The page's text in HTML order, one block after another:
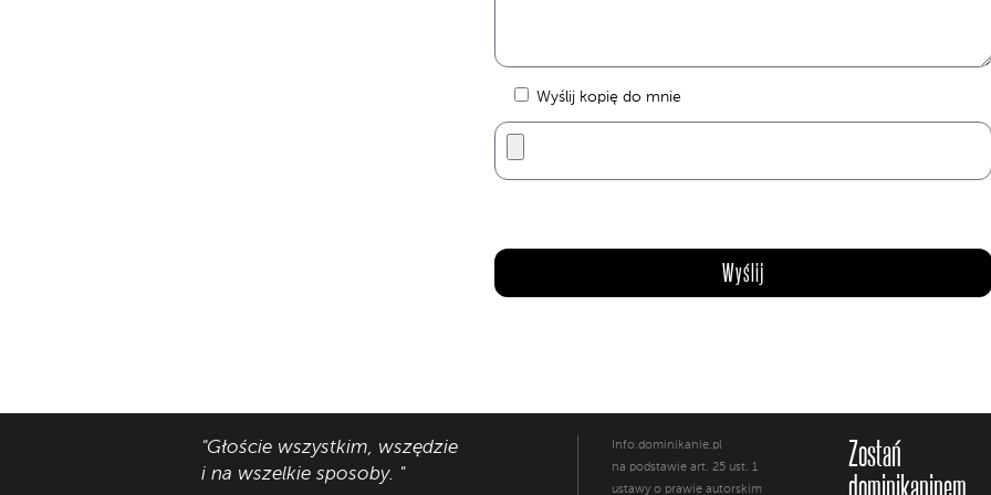
Wyślij kopię do mnie
"Głoście wszystkim, wszędzie
i na wszelkie sposoby. "
Info.dominikanie.pl
na podstawie art. 25 ust. 1
ustawy o prawie autorskim
Zostań
dominikaninem